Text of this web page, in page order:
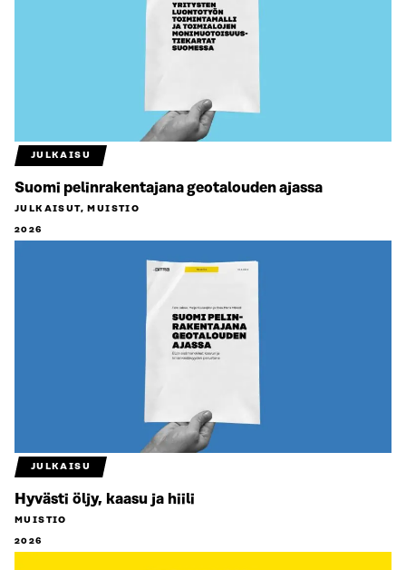
JULKAISU
Suomi pelinrakentajana geotalouden ajassa
JULKAISUT, MUISTIO
2026
JULKAISU
Hyvästi öljy, kaasu ja hiili
MUISTIO
2026